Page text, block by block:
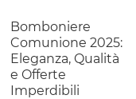
Bomboniere
Comunione 2025:
Eleganza, Qualità
e Offerte
Imperdibili